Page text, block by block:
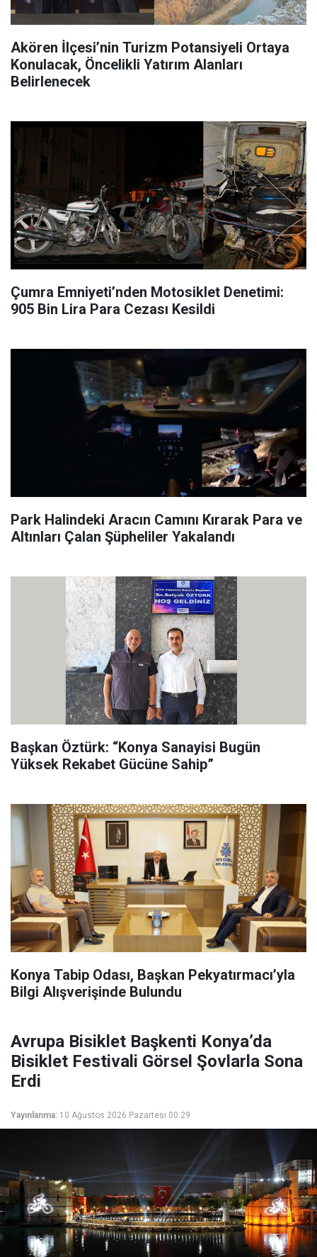
Akören İlçesi’nin Turizm Potansiyeli Ortaya
Konulacak, Öncelikli Yatırım Alanları
Belirlenecek
Çumra Emniyeti’nden Motosiklet Denetimi:
905 Bin Lira Para Cezası Kesildi
Park Halindeki Aracın Camını Kırarak Para ve
Altınları Çalan Şüpheliler Yakalandı
Başkan Öztürk: “Konya Sanayisi Bugün
Yüksek Rekabet Gücüne Sahip”
Konya Tabip Odası, Başkan Pekyatırmacı’yla
Bilgi Alışverişinde Bulundu
Avrupa Bisiklet Başkenti Konya’da
Bisiklet Festivali Görsel Şovlarla Sona
Erdi
Yayınlanma: 10 Ağustos 2026 Pazartesi 00:29